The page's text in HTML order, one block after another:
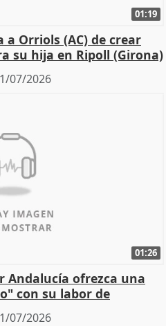
01:19
a Orriols (AC) de crear
su hija en Ripoll (Girona)
07/2026
01:26
Andalucía ofrezca una
con su labor de
07/2026